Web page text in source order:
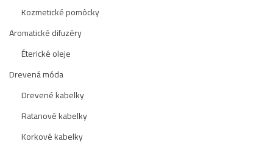
Kozmetické pomôcky
Aromatické difuzéry
Éterické oleje
Drevená móda
Drevené kabelky
Ratanové kabelky
Korkové kabelky